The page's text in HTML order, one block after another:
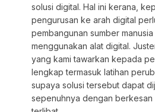
solusi digital. Hal ini kerana,
pengurusan ke arah digital
pembangunan sumber
menggunakan alat digital.
yang kami tawarkan kepada
lengkap termasuk latihan
supaya solusi tersebut dapat
sepenuhnya dengan berkesan